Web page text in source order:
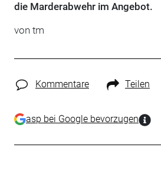
die Marderabwehr im Angebot.
von tm
Kommentare Teilen
asp bei Google bevorzugen